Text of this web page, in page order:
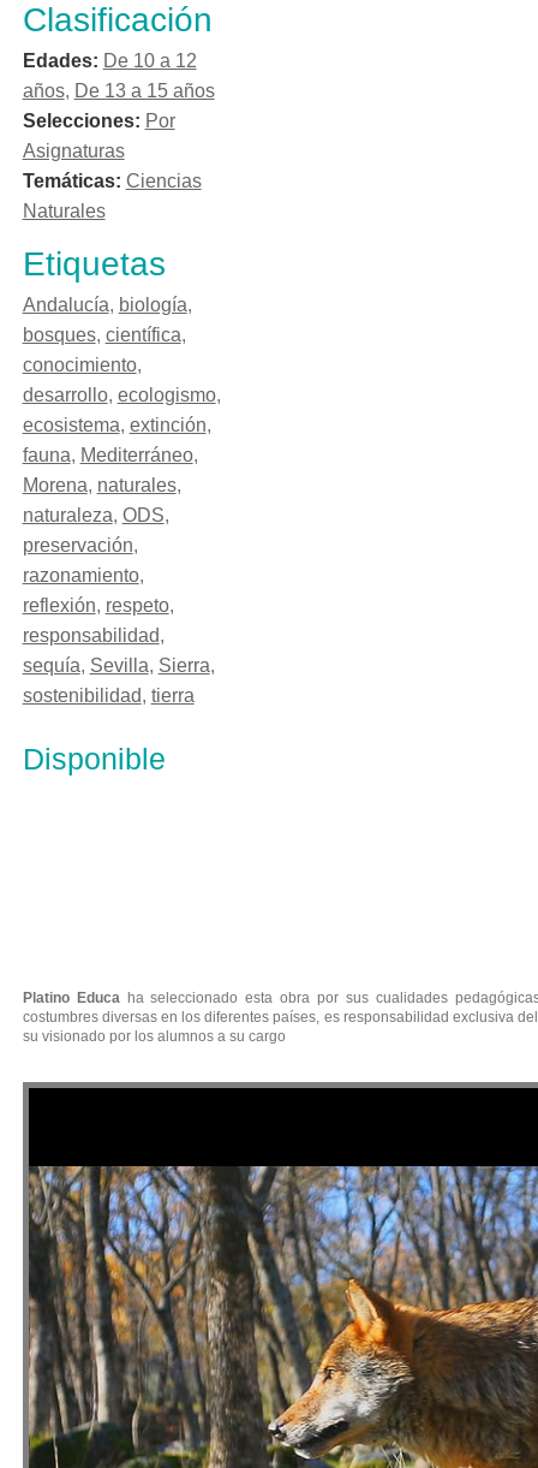
Clasificación
Edades: De 10 a 12
años, De 13 a 15 años
Selecciones: Por
Asignaturas
Temáticas: Ciencias
Naturales
Etiquetas
Andalucía, biología,
bosques, científica,
conocimiento,
desarrollo, ecologismo,
ecosistema, extinción,
fauna, Mediterráneo,
Morena, naturales,
naturaleza, ODS,
preservación,
razonamiento,
reflexión, respeto,
responsabilidad,
sequía, Sevilla, Sierra,
sostenibilidad, tierra
Disponible
Platino Educaha seleccionado esta obra por sus cualidades
costumbres diversas en los diferentes países, es responsabilidad exclusiva
su visionado por los alumnos a su cargo